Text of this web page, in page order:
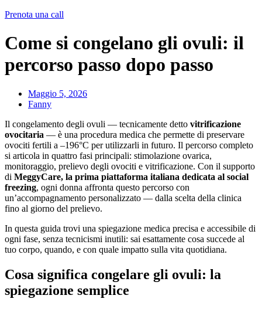
Prenota una call
Come si congelano gli ovuli: il
percorso passo dopo passo
Maggio 5, 2026
Fanny
Il congelamento degli ovuli — tecnicamente detto vitrificazione
ovocitaria — è una procedura medica che permette di preservare
ovociti fertili a –196°C per utilizzarli in futuro. Il percorso completo
si articola in quattro fasi principali: stimolazione ovarica,
monitoraggio, prelievo degli ovociti e vitrificazione. Con il supporto
di MeggyCare, la prima piattaforma italiana dedicata al social
freezing, ogni donna affronta questo percorso con
un’accompagnamento personalizzato — dalla scelta della clinica
fino al giorno del prelievo.
In questa guida trovi una spiegazione medica precisa e accessibile di
ogni fase, senza tecnicismi inutili: sai esattamente cosa succede al
tuo corpo, quando, e con quale impatto sulla vita quotidiana.
Cosa significa congelare gli ovuli: la
spiegazione semplice